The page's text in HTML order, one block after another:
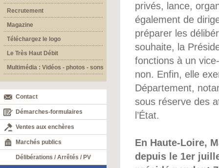
Recrutement
Magazine
Téléchargez le logo
Le Très Haut Débit
Multimédia : Vidéos - photos - sons
Contact
Démarches-formulaires
Ventes aux enchères
Marchés publics
Délibérations / Arrêtés / PV
privés, lance,
également de
préparer les
souhaite, la
fonctions à un
non. Enfin, elle
Département,
sous réserve des
l’État.
En Haute-Loire,
depuis le 1er